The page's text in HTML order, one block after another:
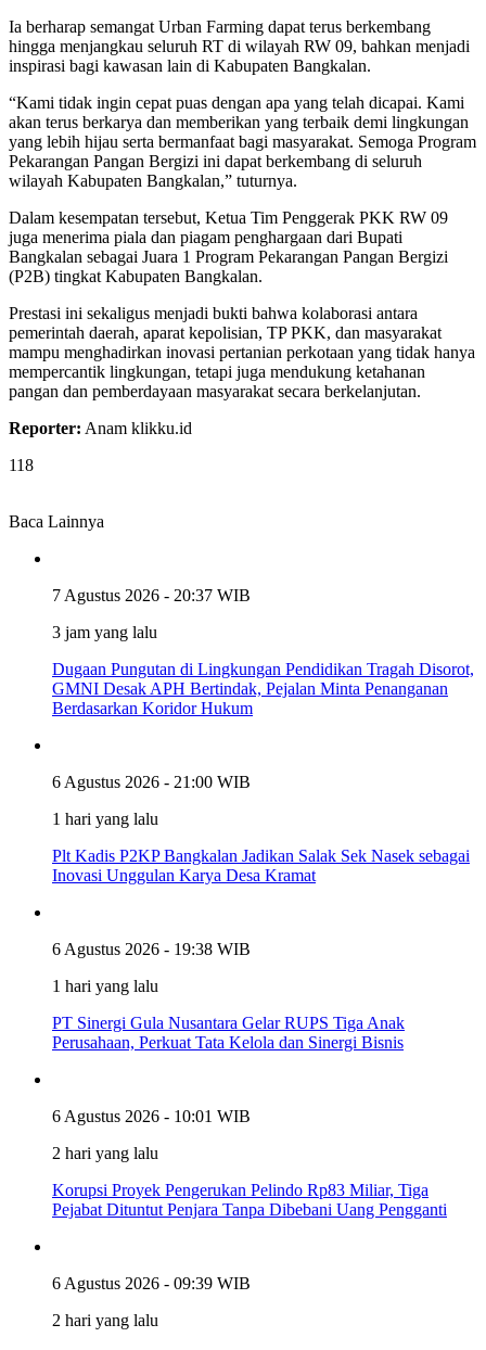
Ia berharap semangat Urban Farming dapat terus berkembang
hingga menjangkau seluruh RT di wilayah RW 09, bahkan menjadi
inspirasi bagi kawasan lain di Kabupaten Bangkalan.
“Kami tidak ingin cepat puas dengan apa yang telah dicapai. Kami
akan terus berkarya dan memberikan yang terbaik demi lingkungan
yang lebih hijau serta bermanfaat bagi masyarakat. Semoga Program
Pekarangan Pangan Bergizi ini dapat berkembang di seluruh
wilayah Kabupaten Bangkalan,” tuturnya.
Dalam kesempatan tersebut, Ketua Tim Penggerak PKK RW 09
juga menerima piala dan piagam penghargaan dari Bupati
Bangkalan sebagai Juara 1 Program Pekarangan Pangan Bergizi
(P2B) tingkat Kabupaten Bangkalan.
Prestasi ini sekaligus menjadi bukti bahwa kolaborasi antara
pemerintah daerah, aparat kepolisian, TP PKK, dan masyarakat
mampu menghadirkan inovasi pertanian perkotaan yang tidak hanya
mempercantik lingkungan, tetapi juga mendukung ketahanan
pangan dan pemberdayaan masyarakat secara berkelanjutan.
Reporter: Anam klikku.id
118
Baca Lainnya
7 Agustus 2026 - 20:37 WIB
3 jam yang lalu
Dugaan Pungutan di Lingkungan Pendidikan Tragah Disorot,
GMNI Desak APH Bertindak, Pejalan Minta Penanganan
Berdasarkan Koridor Hukum
6 Agustus 2026 - 21:00 WIB
1 hari yang lalu
Plt Kadis P2KP Bangkalan Jadikan Salak Sek Nasek sebagai
Inovasi Unggulan Karya Desa Kramat
6 Agustus 2026 - 19:38 WIB
1 hari yang lalu
PT Sinergi Gula Nusantara Gelar RUPS Tiga Anak
Perusahaan, Perkuat Tata Kelola dan Sinergi Bisnis
6 Agustus 2026 - 10:01 WIB
2 hari yang lalu
Korupsi Proyek Pengerukan Pelindo Rp83 Miliar, Tiga
Pejabat Dituntut Penjara Tanpa Dibebani Uang Pengganti
6 Agustus 2026 - 09:39 WIB
2 hari yang lalu